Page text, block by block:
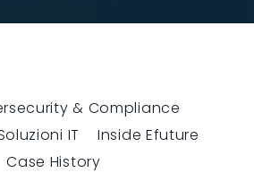
& Compliance
IT
Inside Efuture
Case History